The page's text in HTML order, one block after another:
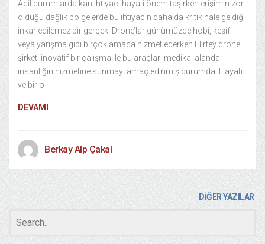
Acil durumlarda kan ihtiyacı hayati önem taşırken erişimin zor
olduğu dağlık bölgelerde bu ihtiyacın daha da kritik hale geldiği
inkar edilemez bir gerçek. Drone’lar günümüzde hobi, keşif
veya yarışma gibi birçok amaca hizmet ederken Flirtey drone
şirketi inovatif bir çalışma ile bu araçları medikal alanda
insanlığın hizmetine sunmayı amaç edinmiş durumda. Hayati
ve bir o
DEVAMI
Berkay Alp Çakal
DİĞER YAZILAR